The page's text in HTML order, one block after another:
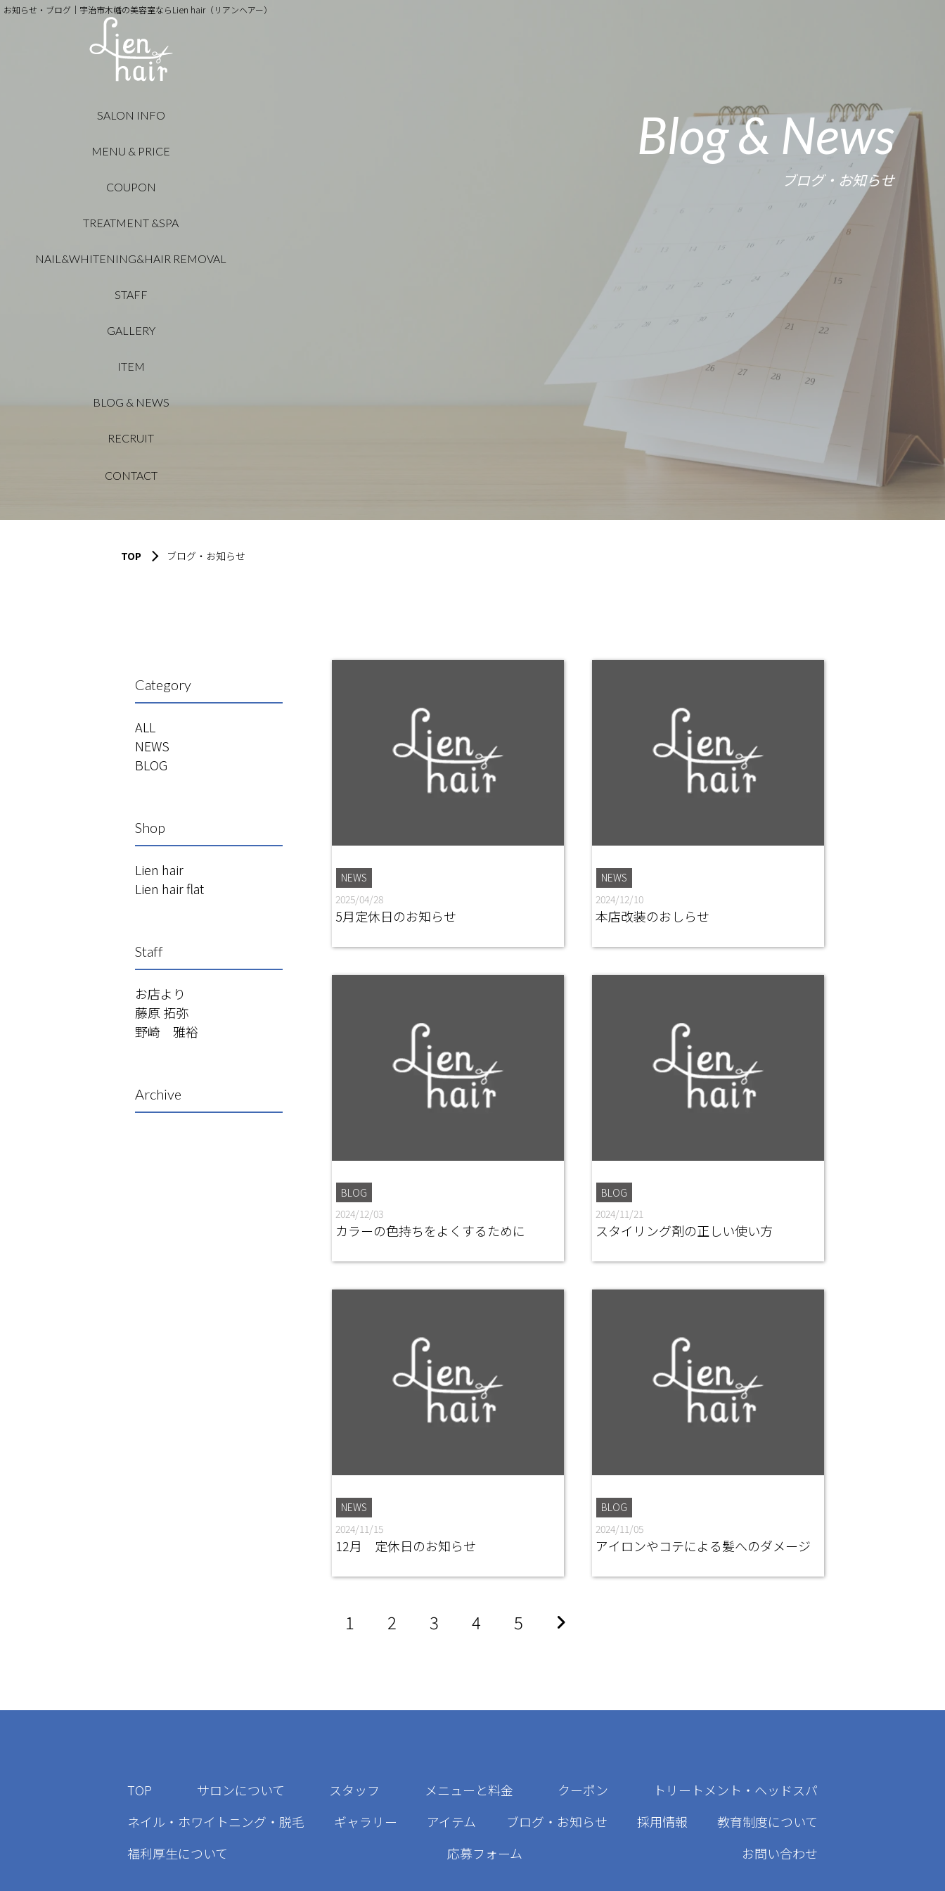
お知らせ・ブログ｜宇治市木幡の美容室ならLien hair（リアンヘアー）
Blog & News
ブログ・お知らせ
SALON INFO
MENU & PRICE
COUPON
TREATMENT &SPA
NAIL&WHITENING&HAIR REMOVAL
STAFF
GALLERY
ITEM
BLOG & NEWS
RECRUIT
CONTACT
TOP ブログ・お知らせ
Category
ALL
NEWS
BLOG
Shop
Lien hair
Lien hair flat
Staff
野崎 雅裕
藤原 拓弥
お店より
Archive
NEWS
2025/04/28
5月定休日のお知らせ
NEWS
2024/12/10
本店改装のおしらせ
BLOG
2024/12/03
カラーの色持ちをよくするために
BLOG
2024/11/21
スタイリング剤の正しい使い方
NEWS
2024/11/15
12月 定休日のお知らせ
BLOG
2024/11/05
アイロンやコテによる髪へのダメージ
1 2 3 4 5
TOP サロンについて スタッフ メニューと料金 クーポン
トリートメント・ヘッドスパ
ネイル・ホワイトニング・脱毛
ギャラリー アイテム ブログ・お知らせ 採用情報
教育制度について
福利厚生について
応募フォーム お問い合わせ